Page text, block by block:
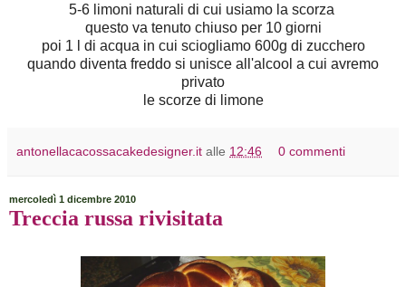
5-6 limoni naturali di cui usiamo la scorza
questo va tenuto chiuso per 10 giorni
poi 1 l di acqua in cui sciogliamo 600g di zucchero
quando diventa freddo si unisce all'alcool a cui avremo
privato
le scorze di limone
antonellacacossacakedesigner.it alle 12:46 0 commenti
mercoledì 1 dicembre 2010
Treccia russa rivisitata